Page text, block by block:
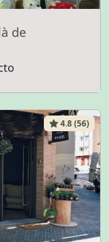
de
4.8 (56)